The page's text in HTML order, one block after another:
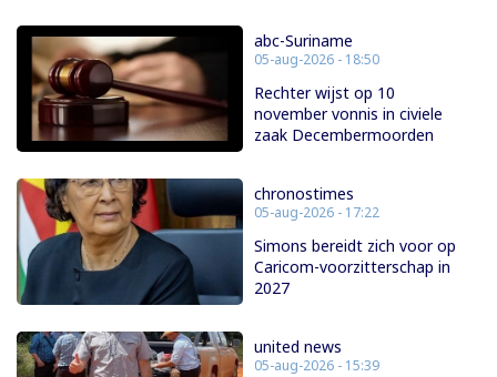
abc-Suriname
05-aug-2026 - 18:50
Rechter wijst op 10
november vonnis in civiele
zaak Decembermoorden
chronostimes
05-aug-2026 - 17:22
Simons bereidt zich voor op
Caricom-voorzitterschap in
2027
united news
05-aug-2026 - 15:39